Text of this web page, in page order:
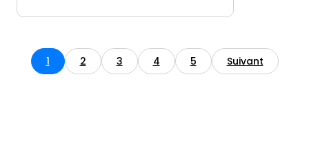
1 2 3 4 5 Suivant